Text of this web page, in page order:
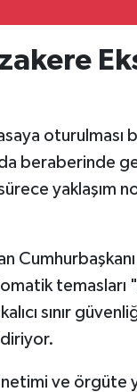
oturulması
beraberinde
yaklaşım
temasları
sınır
ve örgüte